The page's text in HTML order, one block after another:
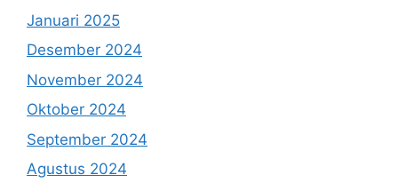
Januari 2025
Desember 2024
November 2024
Oktober 2024
September 2024
Agustus 2024